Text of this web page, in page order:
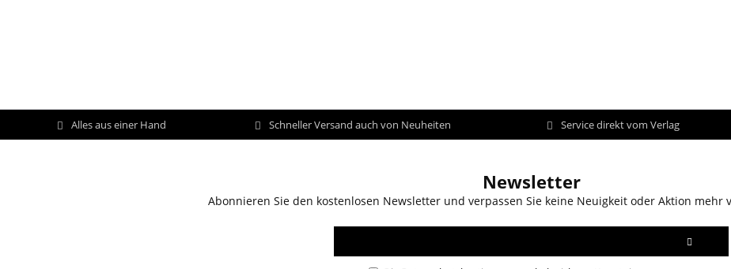
Alles aus einer Hand Schneller Versand auch von Neuheiten Service direkt vom Verlag
Newsletter
Abonnieren Sie den kostenlosen Newsletter und verpassen Sie keine Neuigkeit oder Aktion mehr